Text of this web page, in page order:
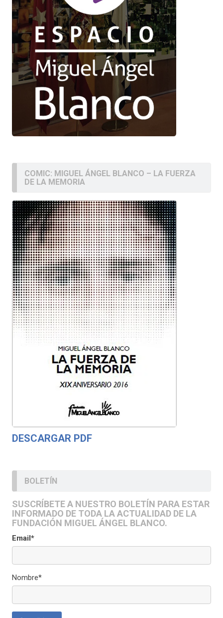
COMIC: MIGUEL ÁNGEL BLANCO – LA FUERZA
DE LA MEMORIA
DESCARGAR PDF
BOLETÍN
SUSCRÍBETE A NUESTRO BOLETÍN PARA ESTAR
INFORMADO DE TODA LA ACTUALIDAD DE LA
FUNDACIÓN MIGUEL ÁNGEL BLANCO.
Email*
Nombre*